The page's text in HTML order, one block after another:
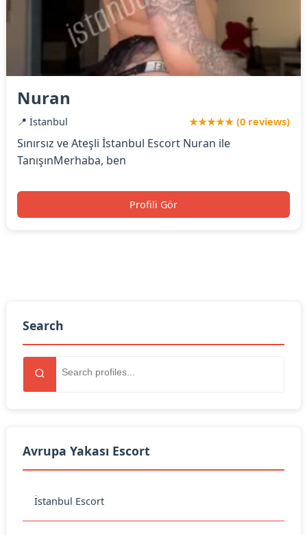
Search
Avrupa Yakası Escort
İstanbul Escort
Nuran
📍 İstanbul ★★★★★ (0 reviews)
Sınırsız ve Ateşli İstanbul Escort Nuran ile
TanışınMerhaba, ben
Profili Gör